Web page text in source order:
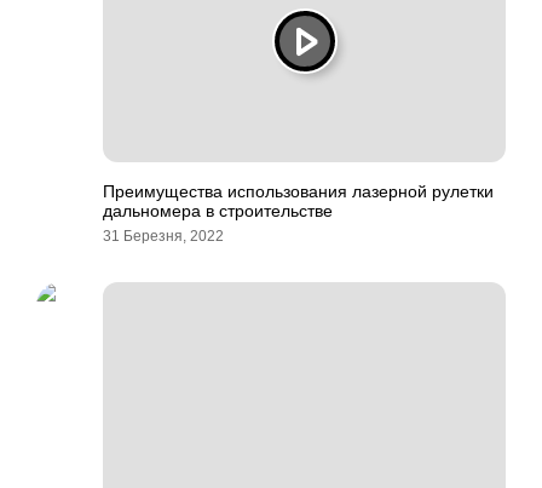
Преимущества использования лазерной рулетки
дальномера в строительстве
31 Березня, 2022